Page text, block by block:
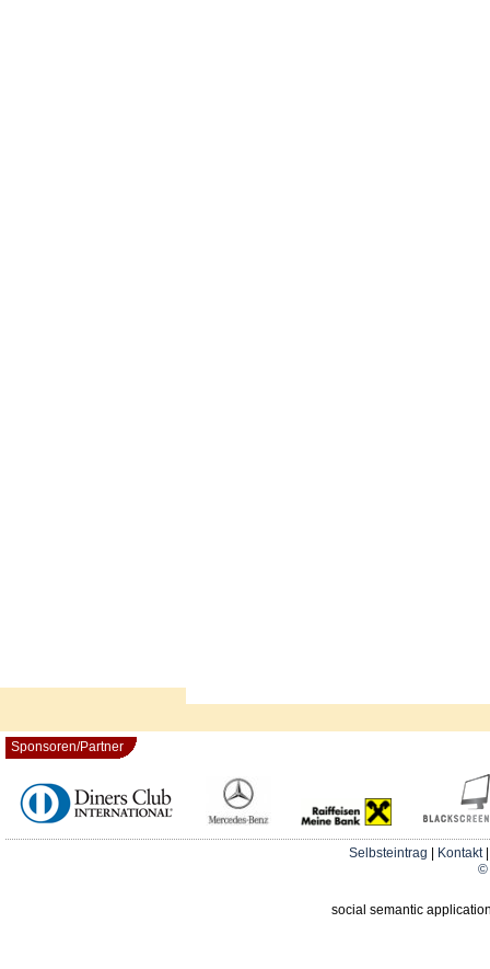
Sponsoren/Partner
Selbsteintrag Kontakt
©
social semantic